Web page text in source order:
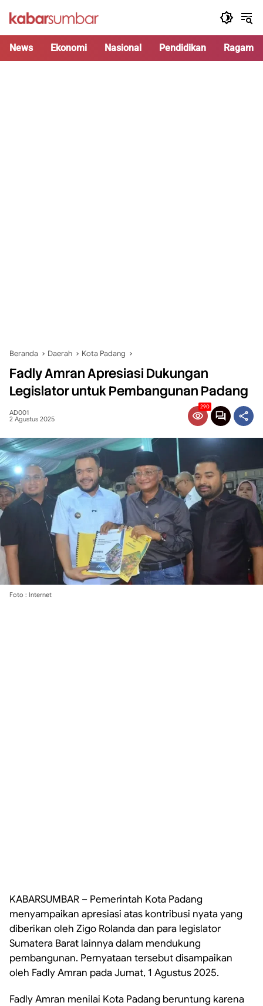
News Ekonomi Nasional Pendidikan Ragam
Beranda Daerah Kota Padang
Fadly Amran Apresiasi Dukungan
Legislator untuk Pembangunan Padang
AD001
2 Agustus 2025
290
Foto : Internet
KABARSUMBAR – Pemerintah Kota Padang
menyampaikan apresiasi atas kontribusi nyata yang
diberikan oleh Zigo Rolanda dan para legislator
Sumatera Barat lainnya dalam mendukung
pembangunan. Pernyataan tersebut disampaikan
oleh Fadly Amran pada Jumat, 1 Agustus 2025.
Fadly Amran menilai Kota Padang beruntung karena